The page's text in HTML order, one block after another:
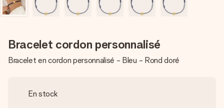
Bracelet cordon personnalisé
Bracelet en cordon personnalisé - Bleu - Rond doré
En stock